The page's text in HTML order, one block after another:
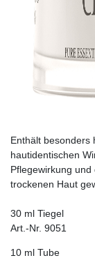
Enthält besonders
hautidentischen
Pflegewirkung
trockenen Haut
30 ml Tiegel
Art.-Nr. 9051
10 ml Tube